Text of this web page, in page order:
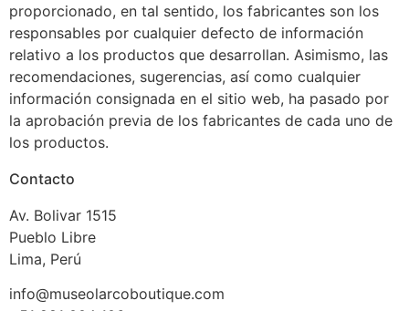
proporcionado, en tal sentido, los fabricantes son los
responsables por cualquier defecto de información
relativo a los productos que desarrollan. Asimismo, las
recomendaciones, sugerencias, así como cualquier
información consignada en el sitio web, ha pasado por
la aprobación previa de los fabricantes de cada uno de
los productos.
Contacto
Av. Bolivar 1515
Pueblo Libre
Lima, Perú
info@museolarcoboutique.com